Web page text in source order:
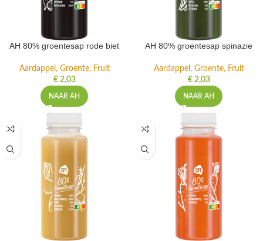
AH 80% groentesap rode biet
Aardappel, Groente, Fruit
€2,03
NAAR AH
AH 80% groentesap spinazie
Aardappel, Groente, Fruit
€2,03
NAAR AH